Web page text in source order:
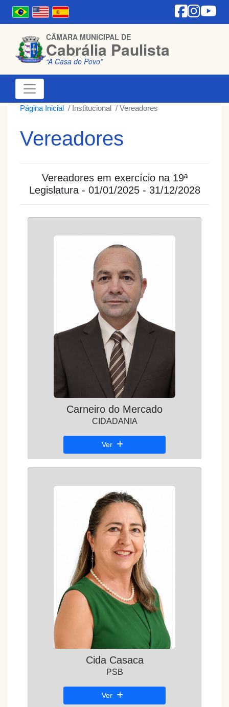
CÂMARA MUNICIPAL DE
Cabrália Paulista
“A Casa do Povo”
Página Inicial Institucional Vereadores
Vereadores
Vereadores em exercício na 19ª
Legislatura - 01/01/2025 - 31/12/2028
Carneiro do Mercado
CIDADANIA
Ver
Cida Casaca
PSB
Ver